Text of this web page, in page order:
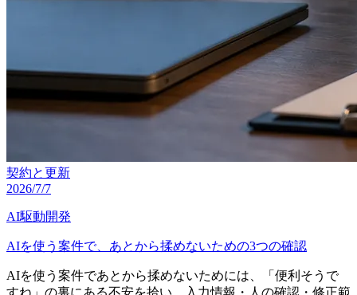
契約と更新
2026/7/7
AI駆動開発
AIを使う案件で、あとから揉めないための3つの確認
AIを使う案件であとから揉めないためには、「便利そうで
すね」の裏にある不安を拾い、入力情報・人の確認・修正範